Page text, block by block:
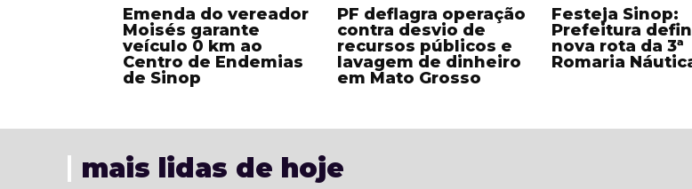
Emenda do vereador
Moisés garante
veículo 0 km ao
Centro de Endemias
de Sinop
PF deflagra operação
contra desvio de
recursos públicos e
lavagem de dinheiro
em Mato Grosso
Festeja Sinop:
Prefeitura
nova rota da 3ª
Romaria
mais lidas de hoje